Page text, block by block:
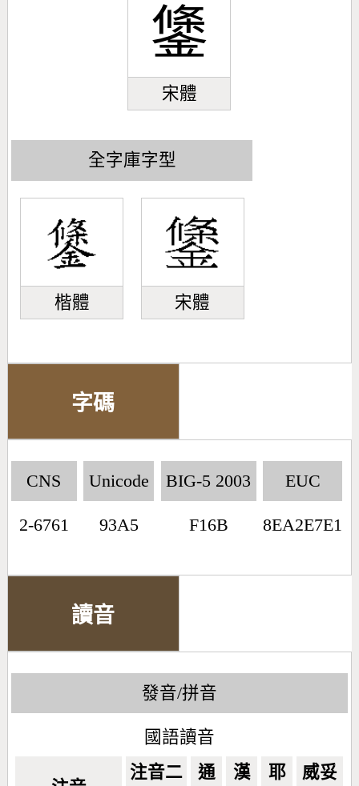
鎥
宋體
全字庫字型
楷體 宋體
字碼
CNS
2-6761
Unicode
93A5
BIG-5 2003
F16B
EUC
8EA2E7E1
讀音
發音/拼音
國語讀音
注音二 通 漢 耶 威妥